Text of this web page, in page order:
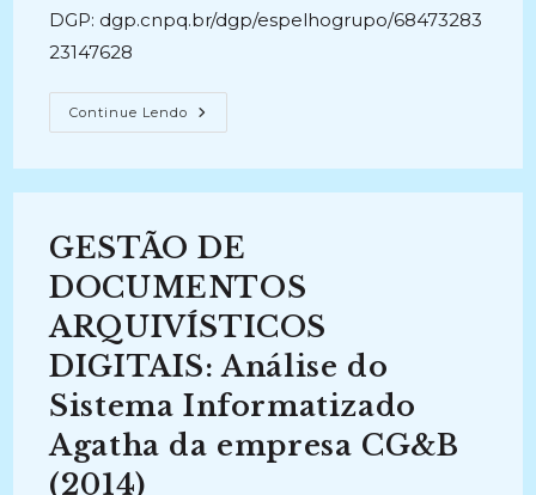
DGP: dgp.cnpq.br/dgp/espelhogrupo/68473283
23147628
Continue Lendo Arquivos,
Acesso
GESTÃO DE
DOCUMENTOS
ARQUIVÍSTICOS
DIGITAIS: Análise do
Sistema Informatizado
Agatha da empresa CG&B
(2014)